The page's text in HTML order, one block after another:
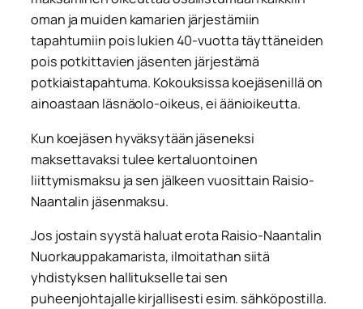
oman ja muiden kamarien järjestämiin
tapahtumiin pois lukien 40-vuotta täyttäneiden
pois potkittavien jäsenten järjestämä
potkiaistapahtuma. Kokouksissa koejäsenillä on
ainoastaan läsnäolo-oikeus, ei äänioikeutta.
Kun koejäsen hyväksytään jäseneksi
maksettavaksi tulee kertaluontoinen
liittymismaksu ja sen jälkeen vuosittain Raisio-
Naantalin jäsenmaksu.
Jos jostain syystä haluat erota Raisio-Naantalin
Nuorkauppakamarista, ilmoitathan siitä
yhdistyksen hallitukselle tai sen
puheenjohtajalle kirjallisesti esim. sähköpostilla.